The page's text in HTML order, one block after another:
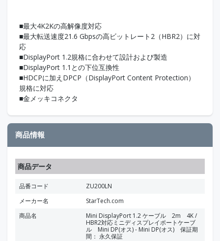
■最大4K2Kの高解像度対応
■最大転送速度21.6 Gbpsの高ビットレート2（HBR2）に対
応
■DisplayPort 1.2規格に合わせて設計および製造
■DisplayPort 1.1との下位互換性
■HDCPに加えDPCP（DisplayPort Content Protection）
規格に対応
■金メッキコネクタ
商品情報
商品データ
品番コード
ZU200LN
メーカー名
StarTech.com
商品名
Mini DisplayPort 1.2 ケーブル 2m 4K /
HBR2対応ミニディスプレイポートケーブ
ル Mini DP(オス) - Mini DP(オス) 保証期
間： 永久保証